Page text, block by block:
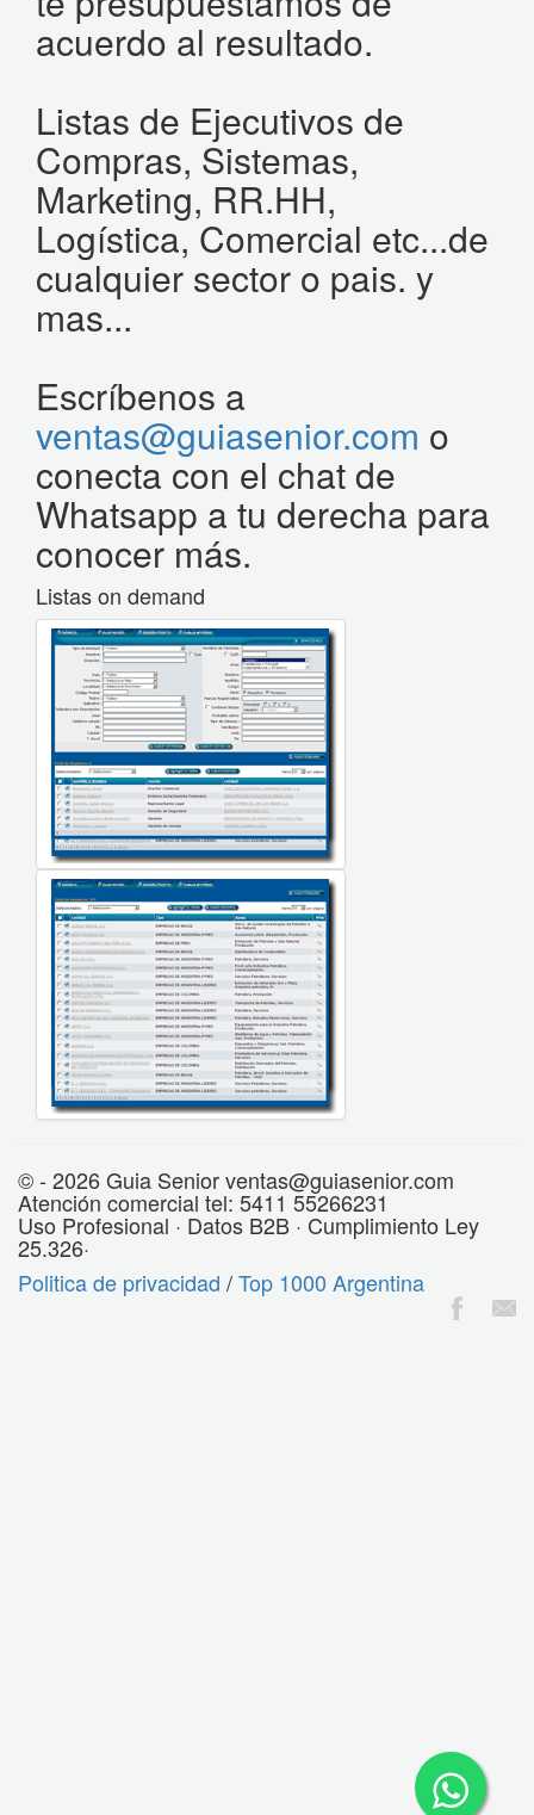
acuerdo al resultado.
Listas de Ejecutivos de
Compras, Sistemas,
Marketing, RR.HH,
Logística, Comercial etc...de
cualquier sector o pais. y
mas...
Escríbenos a
ventas@guiasenior.com o
conecta con el chat de
Whatsapp a tu derecha para
conocer más.
Listas on demand
© - 2026 Guia Senior ventas@guiasenior.com
Atención comercial tel: 5411 55266231
Uso Profesional · Datos B2B · Cumplimiento Ley
25.326·
Politica de privacidad /Top 1000 Argentina